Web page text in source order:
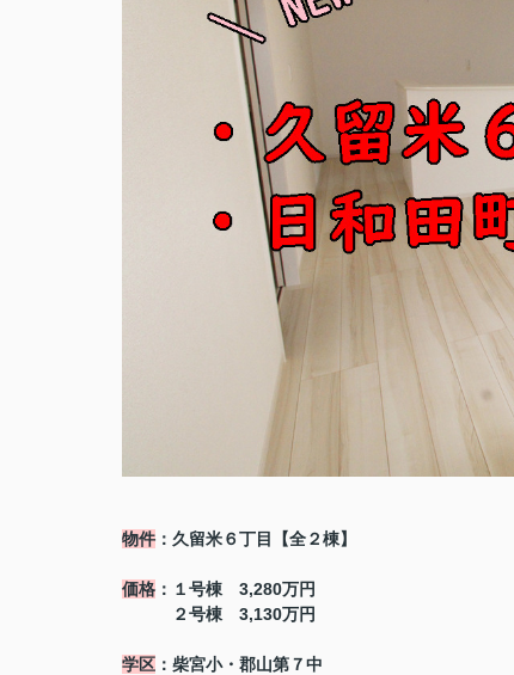
物件 ：久留米６丁目【全２棟】
価格 ：１号棟 3,280万円
２号棟 3,130万円
学区 ：柴宮小・郡山第７中